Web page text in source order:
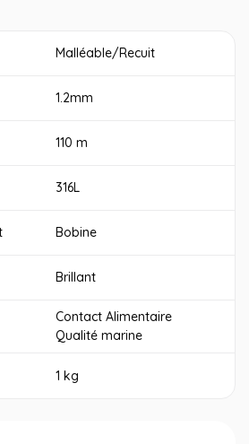
Malléable/Recuit
1.2mm
110 m
316L
Bobine
Brillant
Contact Alimentaire
Qualité marine
1 kg